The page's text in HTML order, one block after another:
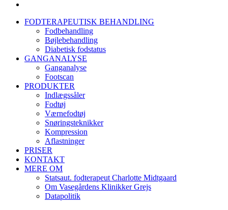
FODTERAPEUTISK BEHANDLING
Fodbehandling
Bøjlebehandling
Diabetisk fodstatus
GANGANALYSE
Ganganalyse
Footscan
PRODUKTER
Indlægssåler
Fodtøj
Værnefodtøj
Snøringsteknikker
Kompression
Aflastninger
PRISER
KONTAKT
MERE OM
Statsaut. fodterapeut Charlotte Midtgaard
Om Vasegårdens Klinikker Grejs
Datapolitik